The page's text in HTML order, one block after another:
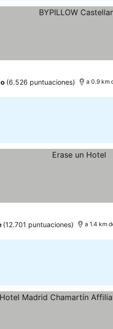
(6.526 puntuaciones) a 0.9 km
(12.701 puntuaciones) a 1.4 km